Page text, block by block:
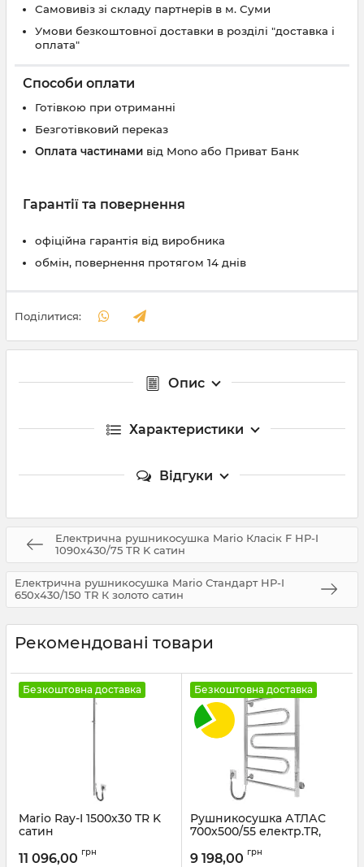
Самовивіз зі складу партнерів в м. Суми
Умови безкоштовної доставки в розділі "доставка і
оплата"
Способи оплати
Готівкою при отриманні
Безготівковий переказ
Оплата частинами від Mono або Приват Банк
Гарантії та повернення
офіційна гарантія від виробника
обмін, повернення протягом 14 днів
Поділитися:
Опис
Характеристики
Відгуки
Електрична рушникосушка Mario Класік F НР-I
1090х430/75 TR K сатин
Електрична рушникосушка Mario Стандарт НР-І
650х430/150 TR К золото сатин
Рекомендовані товари
Безкоштовна доставка
Mario Ray-I 1500х30 TR K
сатин
11 096,00 грн
Безкоштовна доставка
Рушникосушка АТЛАС
700х500/55 електр.TR,
Артикул:2.1.5902.10.P
9 198,00 грн